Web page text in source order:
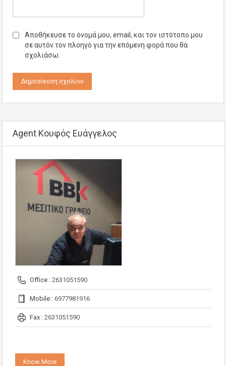
Αποθήκευσε το όνομά μου, email, και τον ιστότοπο μου
σε αυτόν τον πλοηγό για την επόμενη φορά που θα
σχολιάσω.
Agent Κουφός Ευάγγελος
Office : 2631051590
Mobile : 6977981916
Fax : 2631051590
Know More